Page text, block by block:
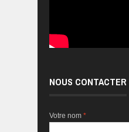
NOUS CONTACTER
Votre nom *